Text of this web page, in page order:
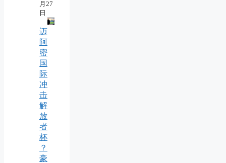
月27
日
迈
阿
密
国
际
冲
击
解
放
者
杯
？
豪